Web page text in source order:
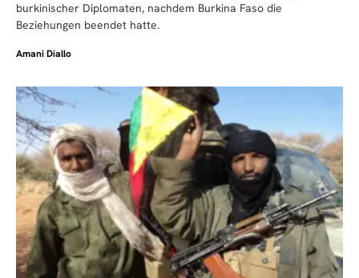
burkinischer Diplomaten, nachdem Burkina Faso die
Beziehungen beendet hatte.
Amani Diallo